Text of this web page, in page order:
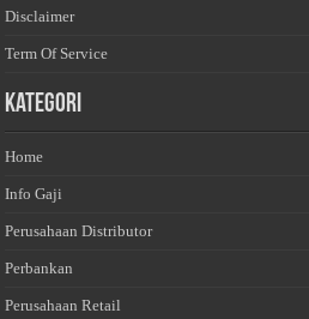
Disclaimer
Term Of Service
Kategori
Home
Info Gaji
Perusahaan Distributor
Perbankan
Perusahaan Retail